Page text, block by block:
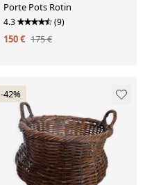
Porte Pots Rotin
4.3 (9)
150 € 175 €
-42%